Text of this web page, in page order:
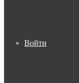
Войти